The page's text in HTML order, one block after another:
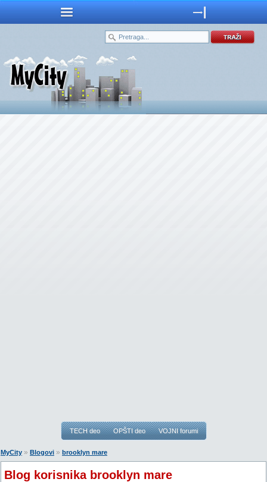
TECH deo OPŠTI deo VOJNI forumi
MyCity » Blogovi » brooklyn mare
Blog korisnika brooklyn mare